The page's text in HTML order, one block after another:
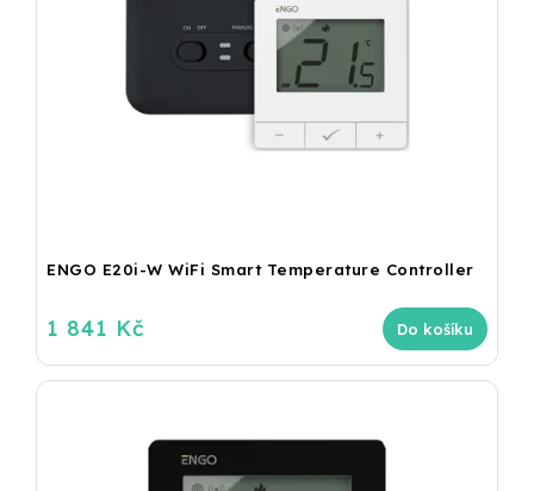
ENGO E20i-W WiFi Smart Temperature Controller
1 841 Kč Do košíku